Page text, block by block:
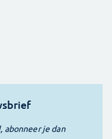
abonneer je dan